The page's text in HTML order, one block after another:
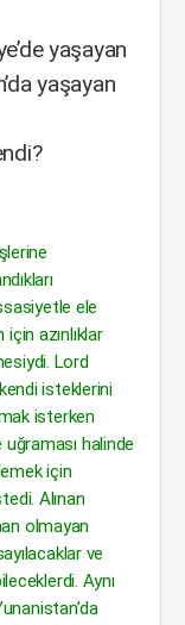
yaşayan
yaşayan
ele
azınlıklar
Lord
isteklerini
isterken
halinde
için
Alınan
olmayan
ve
Aynı